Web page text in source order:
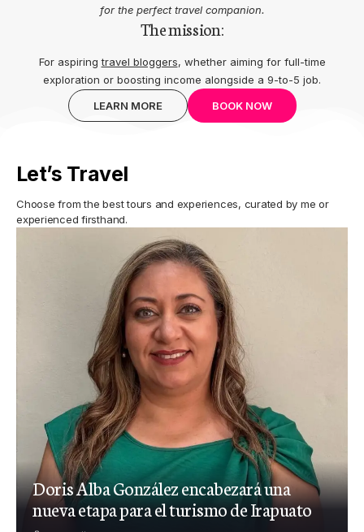
for the perfect travel companion.
The mission:
For aspiringtravel bloggers, whether aiming for full-time
exploration or boosting income alongside a 9-to-5 job.
LEARN MORE
BOOK NOW
Let’s Travel
Choose from the best tours and experiences, curated by me or
experienced firsthand.
Doris Alba González encabezará una
nueva etapa para el turismo de Irapuato